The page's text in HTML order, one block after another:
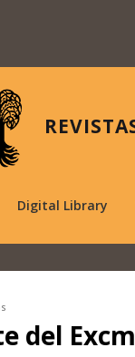
Digital Library
del